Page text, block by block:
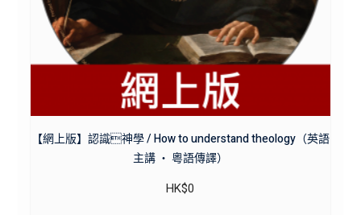
【網上版】認識神學 / How to understand theology（英語
主講 ・ 粵語傳譯）
HK$0